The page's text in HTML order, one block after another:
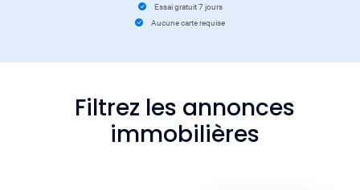
Essai gratuit 7 jours
Aucune carte requise
Filtrez les annonces
immobilières